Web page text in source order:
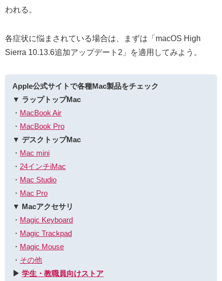
われる。
各症状に悩まされている場合は、まずは「macOS High
Sierra 10.13.6追加アップデート2」を適用してみよう。
Apple公式サイトで各種Mac製品をチェック
▼ ラップトップMac
・ MacBook Air
・ MacBook Pro
▼ デスクトップMac
・ Mac mini
・ 24インチiMac
・ Mac Studio
・ Mac Pro
▼ Macアクセサリ
・ Magic Keyboard
・ Magic Trackpad
・ Magic Mouse
・ その他
▶︎ 学生・教職員向けストア